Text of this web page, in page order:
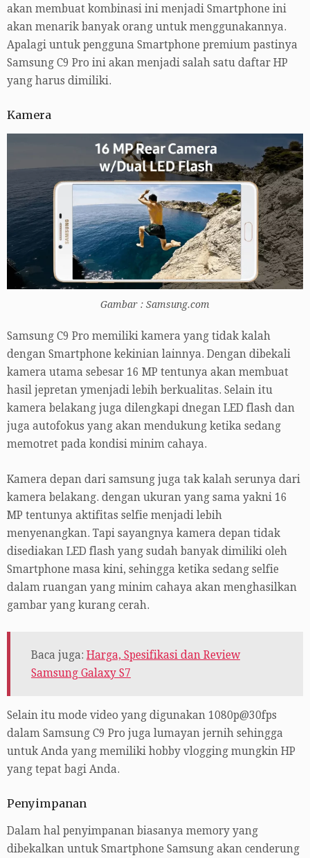
akan membuat kombinasi ini menjadi Smartphone ini
akan menarik banyak orang untuk menggunakannya.
Apalagi untuk pengguna Smartphone premium pastinya
Samsung C9 Pro ini akan menjadi salah satu daftar HP
yang harus dimiliki.
Kamera
Gambar : Samsung.com
Samsung C9 Pro memiliki kamera yang tidak kalah
dengan Smartphone kekinian lainnya. Dengan dibekali
kamera utama sebesar 16 MP tentunya akan membuat
hasil jepretan ymenjadi lebih berkualitas. Selain itu
kamera belakang juga dilengkapi dnegan LED flash dan
juga autofokus yang akan mendukung ketika sedang
memotret pada kondisi minim cahaya.
Kamera depan dari samsung juga tak kalah serunya dari
kamera belakang. dengan ukuran yang sama yakni 16
MP tentunya aktifitas selfie menjadi lebih
menyenangkan. Tapi sayangnya kamera depan tidak
disediakan LED flash yang sudah banyak dimiliki oleh
Smartphone masa kini, sehingga ketika sedang selfie
dalam ruangan yang minim cahaya akan menghasilkan
gambar yang kurang cerah.
Baca juga: Harga, Spesifikasi dan Review
Samsung Galaxy S7
Selain itu mode video yang digunakan 1080p@30fps
dalam Samsung C9 Pro juga lumayan jernih sehingga
untuk Anda yang memiliki hobby vlogging mungkin HP
yang tepat bagi Anda.
Penyimpanan
Dalam hal penyimpanan biasanya memory yang
dibekalkan untuk Smartphone Samsung akan cenderung